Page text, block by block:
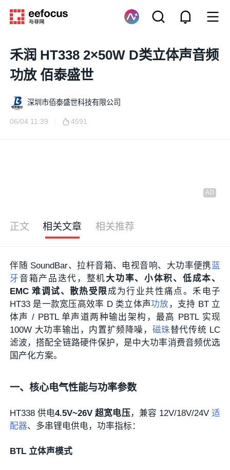
禾润 HT338 2×50W D类立体声音频
功放 佰泰盛世
深圳市佰泰盛世科技有限公司
06/04 11:39 4591
正文 相关文章 相关推荐
伴随 SoundBar、拉杆音箱、电视音响、大功率便携蓝
牙 音箱产品迭代，整机大功率、小体积、低成本、
EMC 难调试、散热受限成为行业共性痛点。禾电子
HT33 是一款宽压高效率 D 类立体声功放 ，支持 BT 立
体声 / PBTL 单声道两种输出架构，最高 PBTL 实现
100W 大功率输出，内置扩频降噪， 磁珠替代传统 LC
滤波，搭配全链路硬件保护，是中大功率消费音频优选
国产化方案。
一、核心电气性能与功率参数
HT338 供电4.5V~26V 超宽电压，兼容 12V/18V/24V 适
配器、多串锂电供电，功率指标：
BTL 立体声模式